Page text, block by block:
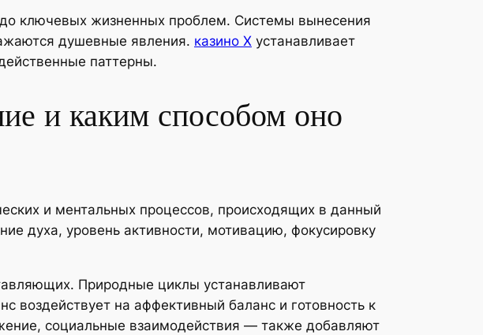
ключевых жизненных проблем. Системы вынесения
душевные явления. казино X устанавливает
паттерны.
и каким способом оно
и ментальных процессов, происходящих в данный
духа, уровень активности, мотивацию, фокусировку
Природные циклы устанавливают
воздействует на аффективный баланс и готовность к
социальные взаимодействия — также добавляют